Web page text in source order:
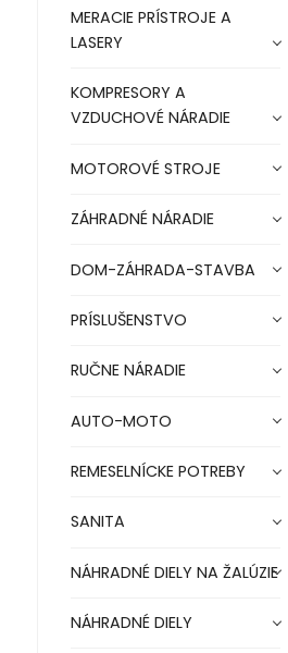
MERACIE PRÍSTROJE A
LASERY
KOMPRESORY A
VZDUCHOVÉ NÁRADIE
MOTOROVÉ STROJE
ZÁHRADNÉ NÁRADIE
DOM-ZÁHRADA-STAVBA
PRÍSLUŠENSTVO
RUČNE NÁRADIE
AUTO-MOTO
REMESELNÍCKE POTREBY
SANITA
NÁHRADNÉ DIELY NA ŽALÚZIE
NÁHRADNÉ DIELY